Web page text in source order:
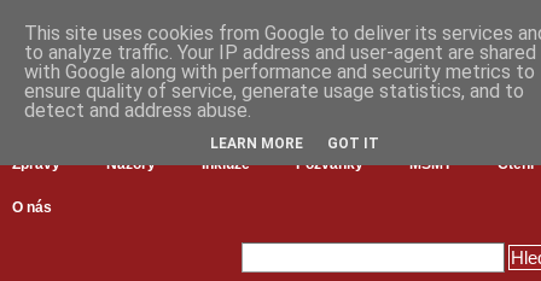
Zprávy Názory Inkluze Pozvánky MŠMT Čtení
O nás
This site uses cookies from Google to deliver its services
to analyze traffic. Your IP address and user-agent are shared
with Google along with performance and security metrics to
ensure quality of service, generate usage statistics, and to
detect and address abuse.
LEARN MORE GOT IT